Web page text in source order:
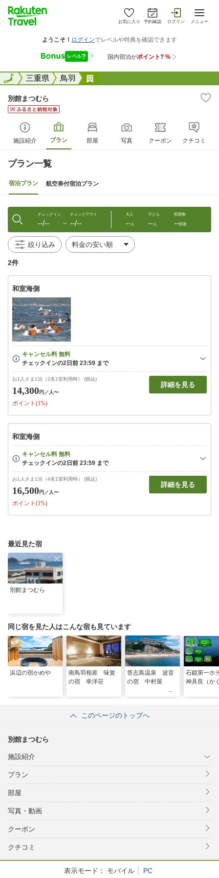
お気に入り 予約確認 ログイン メニュー
全国三重県 鳥羽
全国
別館まつむら
施設紹介 プラン 部屋 写真 クーポン クチコミ
プラン一覧
宿泊プラン 航空券付宿泊プラン
チェックイン
--/-- 〜
チェックアウト
--/--
大人
--人
子ども
--人
部屋数
--部屋
絞り込み
2件
和室海側
お1人さま1泊（2名1室利用時） (税込)
14,300円 ／人〜
ポイント(1%)
詳細を見る
和室海側
お1人さま1泊（4名1室利用時） (税込)
16,500円 ／人〜
ポイント(1%)
詳細を見る
最近見た宿
別館まつむら
同じ宿を見た人はこんな宿も見ています
浜辺の宿かめや
南鳥羽相差 味覚
の宿 幸洋荘
答志島温泉 波音
の宿 中村屋
石鏡第一
神具良（か
このページのトップへ
別館まつむら
施設紹介
プラン
部屋
写真・動画
クーポン
クチコミ
表示モード： モバイル PC